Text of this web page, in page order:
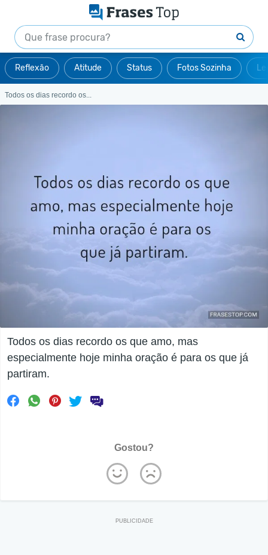
Reflexão Atitude Status Fotos Sozinha
Todos os dias recordo os...
Todos os dias recordo os que amo, mas
especialmente hoje minha oração é para os que já
partiram.
Gostou?